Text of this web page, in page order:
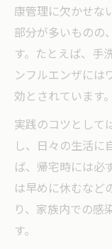
康管理に欠かせな
部分が多いものの
す。たとえば、手
ンフルエンザには
効とされています。
実践のコツとして
し、日々の生活に
ば、帰宅時には必
は早めに休むなど
り、家族内での感
す。